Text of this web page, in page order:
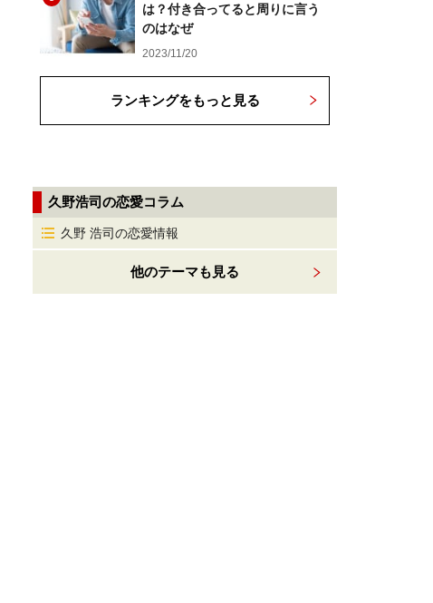
は？付き合ってると周りに言う
のはなぜ
2023/11/20
ランキングをもっと見る
久野浩司の恋愛コラム
久野 浩司の恋愛情報
他のテーマも見る